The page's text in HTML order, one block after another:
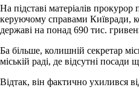
На підставі матеріалів
керуючому справами Київради,
державі на понад 690 тис.
Ба більше, колишній секретар
міській раді, де відсутні
Відтак, він фактично ухилився